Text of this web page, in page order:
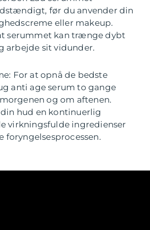
før du anvender din
eller makeup.
serummet kan trænge dybt
arbejde sit vidunder.
For at opnå de bedste
anti age serum to gange
og om aftenen.
hud en kontinuerlig
virkningsfulde ingredienser
foryngelsesprocessen.